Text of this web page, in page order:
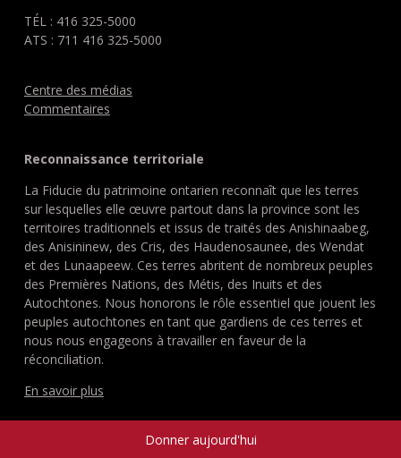
Donner aujourd'hui
TÉL : 416 325-5000
ATS : 711 416 325-5000
Centre des médias
Commentaires
Reconnaissance territoriale
La Fiducie du patrimoine ontarien reconnaît que les terres
sur lesquelles elle œuvre partout dans la province sont les
territoires traditionnels et issus de traités des Anishinaabeg,
des Anisininew, des Cris, des Haudenosaunee, des Wendat
et des Lunaapeew. Ces terres abritent de nombreux peuples
des Premières Nations, des Métis, des Inuits et des
Autochtones. Nous honorons le rôle essentiel que jouent les
peuples autochtones en tant que gardiens de ces terres et
nous nous engageons à travailler en faveur de la
réconciliation.
En savoir plus
Souhaitez avoir davantage de nouvelles de la